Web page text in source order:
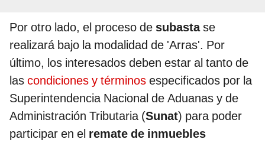
Por otro lado, el proceso de subastase
realizará bajo la modalidad de 'Arras'. Por
último, los interesados deben estar al tanto de
las condiciones y términos especificados por la
Superintendencia Nacional de Aduanas y de
Administración Tributaria (Sunat) para poder
participar en el remate de inmuebles